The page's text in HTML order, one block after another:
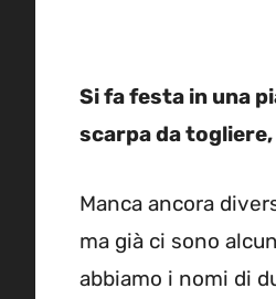
Si fa festa in una
scarpa da
Manca ancora
ma già ci sono
abbiamo i nomi di